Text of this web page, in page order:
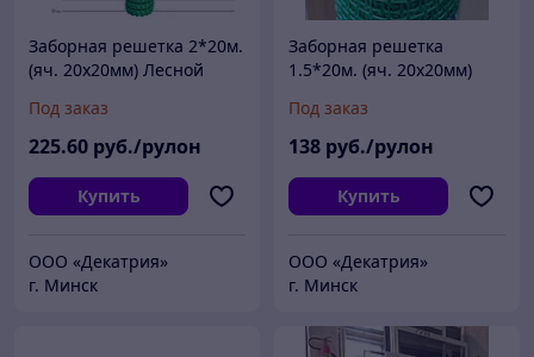
Заборная решетка 2*20м.
(яч. 20х20мм) Лесной
Под заказ
225.60 руб./рулон
Купить
ООО «Декатрия»
г. Минск
Заборная решетка
1.5*20м. (яч. 20х20мм)
Под заказ
138 руб./рулон
Купить
ООО «Декатрия»
г. Минск